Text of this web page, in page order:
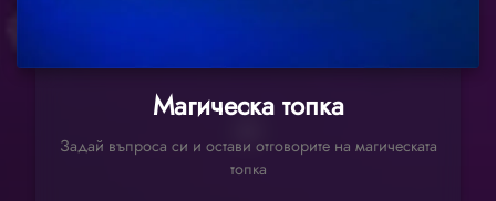
Магическа топка
Задай въпроса си и остави отговорите на магическата
топка